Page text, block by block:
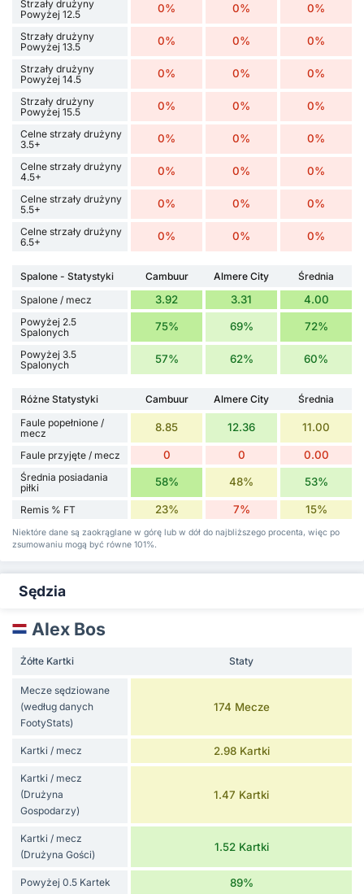
Strzały drużyny
Powyżej 12.5
0% 0% 0%
Strzały drużyny
Powyżej 13.5
0% 0% 0%
Strzały drużyny
Powyżej 14.5
0% 0% 0%
Strzały drużyny
Powyżej 15.5
0% 0% 0%
Celne strzały drużyny
3.5+
0% 0% 0%
Celne strzały drużyny
4.5+
0% 0% 0%
Celne strzały drużyny
5.5+
0% 0% 0%
Celne strzały drużyny
6.5+
0% 0% 0%
Spalone - Statystyki Cambuur Almere City
Średnia
Spalone / mecz
3.92 3.31 4.00
Powyżej 2.5
Spalonych
75% 69% 72%
Powyżej 3.5
Spalonych
57% 62% 60%
Różne Statystyki Cambuur Almere City
Średnia
Faule popełnione /
mecz
8.85 12.36 11.00
Faule przyjęte / mecz 0 0 0.00
Średnia posiadania
piłki
58% 48% 53%
Remis % FT 23% 7% 15%
Niektóre dane są zaokrąglane w górę lub w dół do najbliższego procenta, więc po
zsumowaniu mogą być równe 101%.
Sędzia
Alex Bos
Żółte Kartki Staty
Mecze sędziowane
(według danych
FootyStats)
174 Mecze
Kartki / mecz 2.98 Kartki
Kartki / mecz
(Drużyna
Gospodarzy)
1.47 Kartki
Kartki / mecz
(Drużyna Gości)
1.52 Kartki
Powyżej 0.5 Kartek 89%